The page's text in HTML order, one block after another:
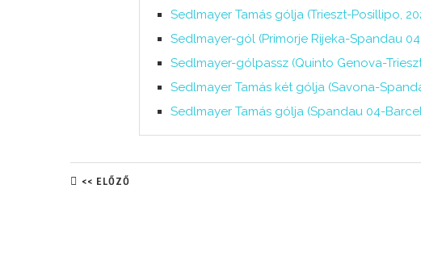
Sedlmayer Tamás gólja (Trieszt-Posillipo,
Sedlmayer-gól (Primorje Rijeka-Spandau
Sedlmayer-gólpassz (Quinto Genova-
Sedlmayer Tamás két gólja (Savona-
Sedlmayer Tamás gólja (Spandau 04-
<< ELŐZŐ